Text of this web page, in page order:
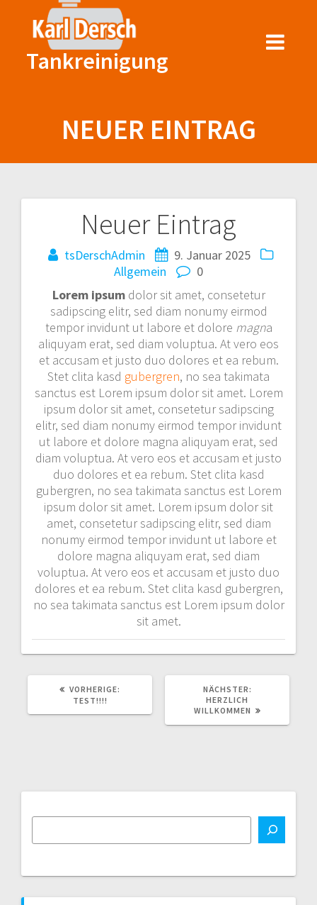
Tankreinigung
NEUER EINTRAG
Neuer Eintrag
tsDerschAdmin
9. Januar 2025
Allgemein
0
Lorem ipsumdolor sit amet, consetetur
sadipscing elitr, sed diam nonumy eirmod
tempor invidunt ut labore et dolore magna
aliquyam erat, sed diam voluptua. At vero eos
et accusam et justo duo dolores et ea rebum.
Stet clita kasd gubergren, no sea takimata
sanctus est Lorem ipsum dolor sit amet. Lorem
ipsum dolor sit amet, consetetur sadipscing
elitr, sed diam nonumy eirmod tempor invidunt
ut labore et dolore magna aliquyam erat, sed
diam voluptua. At vero eos et accusam et justo
duo dolores et ea rebum. Stet clita kasd
gubergren, no sea takimata sanctus est Lorem
ipsum dolor sit amet. Lorem ipsum dolor sit
amet, consetetur sadipscing elitr, sed diam
nonumy eirmod tempor invidunt ut labore et
dolore magna aliquyam erat, sed diam
voluptua. At vero eos et accusam et justo duo
dolores et ea rebum. Stet clita kasd gubergren,
no sea takimata sanctus est Lorem ipsum dolor
sit amet.
Beitragsnavigation
VORHERIGE:
TEST!!!!
NÄCHSTER:
HERZLICH
WILLKOMMEN